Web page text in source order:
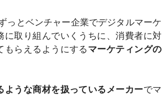
っとベンチャー企業でデジタルマーケ
取り組んでいくうちに、消費者に対
もらえるようにする マーケティングの
ような商材を扱っているメーカーでマ